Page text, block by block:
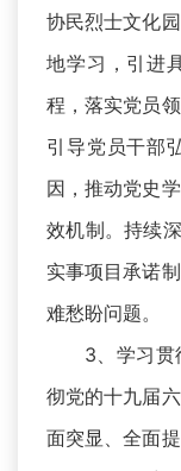
协民烈士文化
地学习，引进
程，落实党员
引导党员干部
因，推动党史
效机制。持续
实事项目承诺
难愁盼问题。
3、学习贯
彻党的十九届
面突显、全面